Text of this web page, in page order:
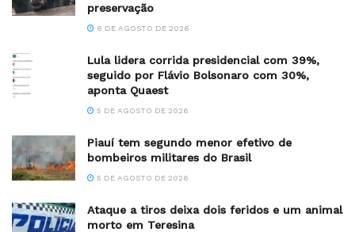
preservação
6 DE AGOSTO DE 2026
Lula lidera corrida presidencial com 39%,
seguido por Flávio Bolsonaro com 30%,
aponta Quaest
5 DE AGOSTO DE 2026
Piauí tem segundo menor efetivo de
bombeiros militares do Brasil
5 DE AGOSTO DE 2026
Ataque a tiros deixa dois feridos e um animal
morto em Teresina